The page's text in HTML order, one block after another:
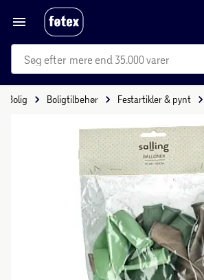
mere end 35.000 varer
Bolig Boligtilbehør Festartikler & pynt